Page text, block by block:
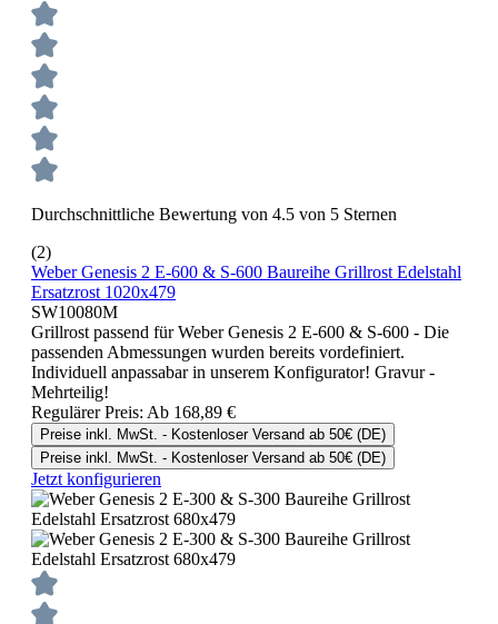
Durchschnittliche Bewertung von 4.5 von 5 Sternen
(2)
Weber Genesis 2 E-600 & S-600 Baureihe Grillrost Edelstahl
Ersatzrost 1020x479
SW10080M
Grillrost passend für Weber Genesis 2 E-600 & S-600 - Die
passenden Abmessungen wurden bereits vordefiniert.
Individuell anpassabar in unserem Konfigurator! Gravur -
Mehrteilig!
Regulärer Preis: Ab 168,89 €
Preise inkl. MwSt. - Kostenloser Versand ab 50€ (DE)
Preise inkl. MwSt. - Kostenloser Versand ab 50€ (DE)
Jetzt konfigurieren